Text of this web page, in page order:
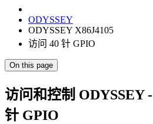
ODYSSEY
ODYSSEY X86J4105
访问 40 针 GPIO
On this page
访问和控制 ODYSSEY
针 GPIO